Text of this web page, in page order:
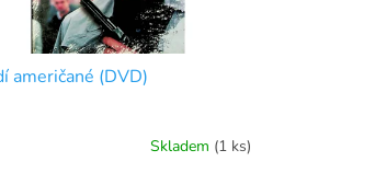
američané (DVD)
Skladem (1 ks)